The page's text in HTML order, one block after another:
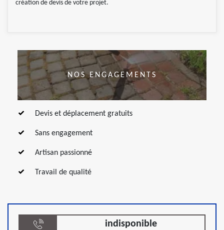
création de devis de votre projet.
NOS ENGAGEMENTS
Devis et déplacement gratuits
Sans engagement
Artisan passionné
Travail de qualité
indisponible